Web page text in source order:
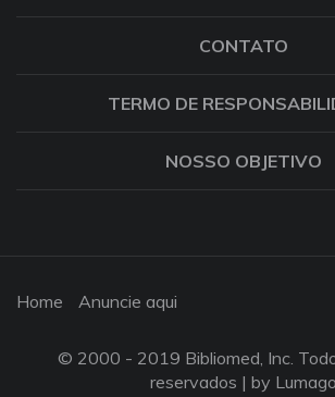
CONTATO
TERMO DE
NOSSO OBJETIVO
Home Anuncie aqui
© 2000 - 2019 Bibliomed, Inc.
reservados | by Lumago